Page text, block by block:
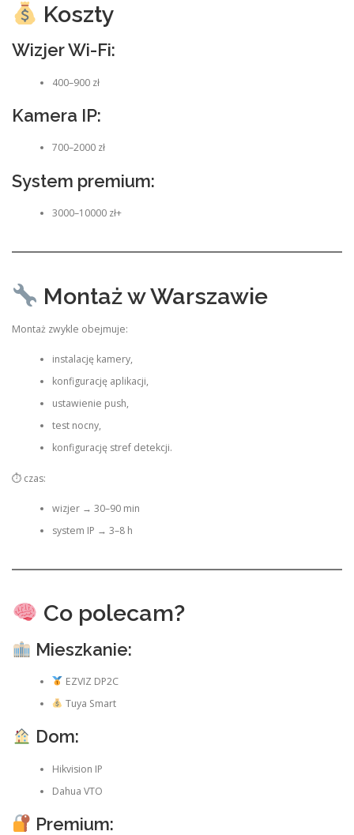
Koszty
Wizjer Wi-Fi:
400–900 zł
Kamera IP:
700–2000 zł
System premium:
3000–10000 zł+
Montaż w Warszawie
Montaż zwykle obejmuje:
instalację kamery,
konfigurację aplikacji,
ustawienie push,
test nocny,
konfigurację stref detekcji.
⏱ czas:
wizjer → 30–90 min
system IP → 3–8 h
Co polecam?
Mieszkanie:
EZVIZ DP2C
Tuya Smart
Dom:
Hikvision IP
Dahua VTO
Premium: